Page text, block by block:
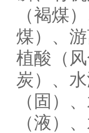
（褐煤
煤）、
植酸（
炭）、
（固）
（液）